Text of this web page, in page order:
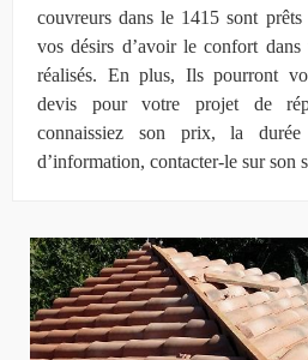
couvreurs dans le 1415 sont
vos désirs d’avoir le confort
réalisés. En plus, Ils pourront
devis pour votre projet de
connaissiez son prix, la
d’information, contacter-le sur son